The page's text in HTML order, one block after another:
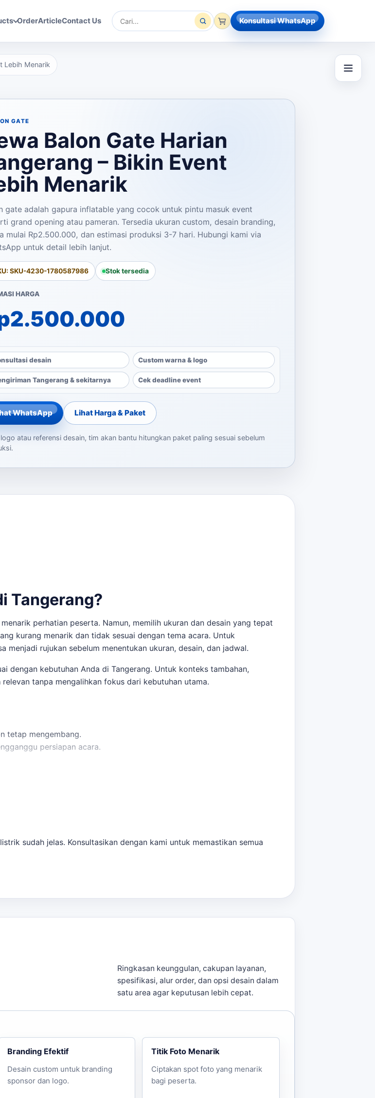
OrderArticleContact Us
Cari
Konsultasi WhatsApp
Lebih Menarik
GATE
Balon Gate Harian
– Bikin Event
Menarik
gate adalah gapura inflatable yang cocok untuk pintu masuk event
grand opening atau pameran. Tersedia ukuran custom, desain branding,
mulai Rp2.500.000, dan estimasi produksi 3-7 hari. Hubungi kami via
untuk detail lebih lanjut.
SKU-4230-1780587986 Stok tersedia
HARGA
2.500.000
desain Custom warna & logo
Tangerang & sekitarnya Cek deadline event
WhatsApp Lihat Harga & Paket
atau referensi desain, tim akan bantu hitungkan paket paling sesuai sebelum
Tangerang?
perhatian peserta. Namun, memilih ukuran dan desain yang tepat
kurang menarik dan tidak sesuai dengan tema acara. Untuk
menjadi rujukan sebelum menentukan ukuran, desain, dan jadwal.
dengan kebutuhan Anda di Tangerang. Untuk konteks tambahan,
tanpa mengalihkan fokus dari kebutuhan utama.
tetap mengembang.
persiapan acara.
kebutuhan Anda:
produk berkualitas dan layanan terbaik. Untuk estimasi harga
sudah jelas. Konsultasikan dengan kami untuk memastikan semua
Ringkasan keunggulan, cakupan layanan,
spesifikasi, alur order, dan opsi desain dalam
satu area agar keputusan lebih cepat.
Branding Efektif
Desain custom untuk branding
sponsor dan logo.
Titik Foto Menarik
Ciptakan spot foto yang menarik
bagi peserta.